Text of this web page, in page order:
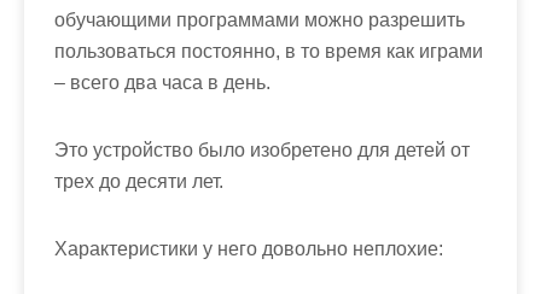
обучающими программами можно разрешить
пользоваться постоянно, в то время как играми
– всего два часа в день.
Это устройство было изобретено для детей от
трех до десяти лет.
Характеристики у него довольно неплохие: